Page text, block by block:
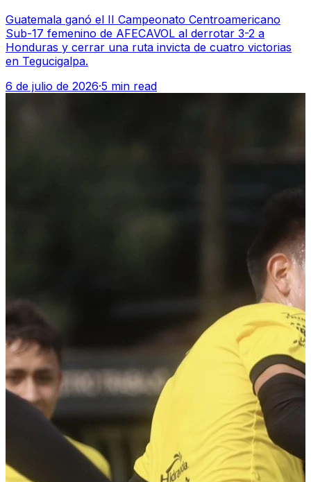
Guatemala ganó el II Campeonato Centroamericano
Sub-17 femenino de AFECAVOL al derrotar 3-2 a
Honduras y cerrar una ruta invicta de cuatro victorias
en Tegucigalpa.
6 de julio de 2026·5 min read